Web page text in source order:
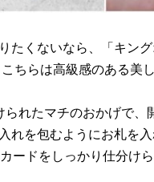
たくないなら、「キン
ちらは高級感のある美
られたマチのおかげで
れを包むようにお札を
ードをしっかり仕分けら